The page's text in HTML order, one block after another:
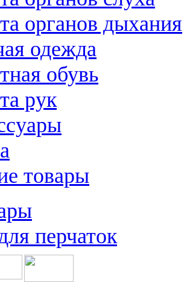
органов дыхания
одежда
обувь
рук
товары